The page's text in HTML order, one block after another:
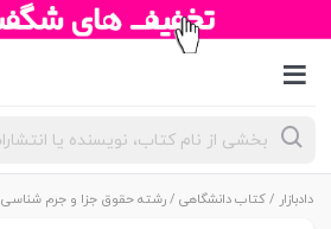
جستجوی
محصولات
دادبازار /کتاب دانشگاهی /رشته حقوق جزا و جرم شناسی